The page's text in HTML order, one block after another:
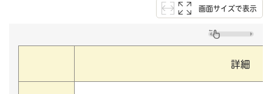
画面サイズで表示
詳細